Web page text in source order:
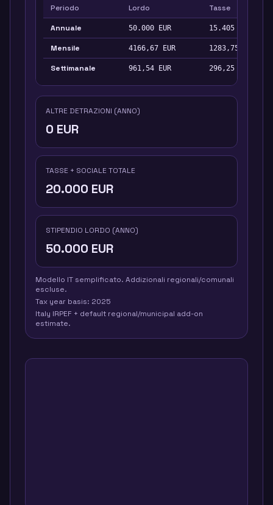
Periodo
Lordo Tasse
Annuale 50.000 EUR 15.405
Mensile 4166,67 EUR 1283,75
Settimanale 961,54 EUR 296,25
ALTRE DETRAZIONI (ANNO)
0 EUR
TASSE + SOCIALE TOTALE
20.000 EUR
STIPENDIO LORDO (ANNO)
50.000 EUR
Modello IT semplificato. Addizionali regionali/comunali
escluse.
Tax year basis: 2025
Italy IRPEF + default regional/municipal add-on
estimate.